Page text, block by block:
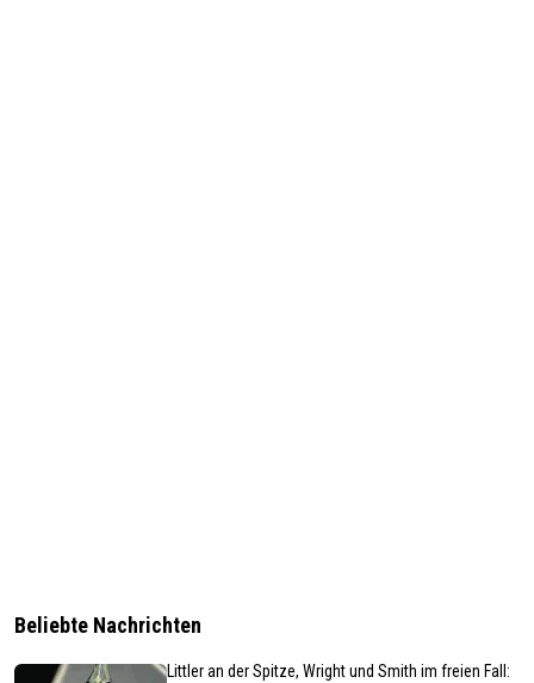
Beliebte Nachrichten
Littler an der Spitze, Wright und Smith im freien Fall: